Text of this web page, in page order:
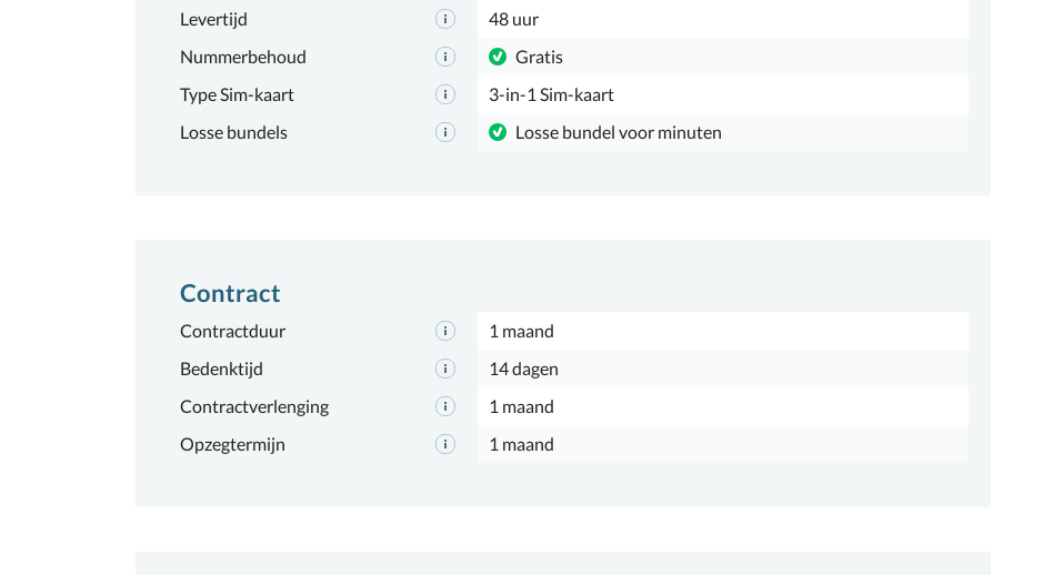
Levertijd
48 uur
Nummerbehoud
Gratis
Type Sim-kaart
3-in-1 Sim-kaart
Losse bundels
Losse bundel voor minuten
Contract
Contractduur
1 maand
Bedenktijd
14 dagen
Contractverlenging
1 maand
Opzegtermijn
1 maand